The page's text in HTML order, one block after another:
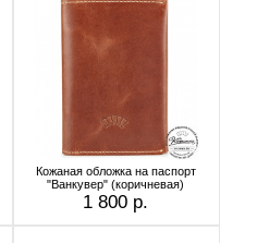
Кожаная обложка на паспорт
"Ванкувер" (коричневая)
1 800 р.